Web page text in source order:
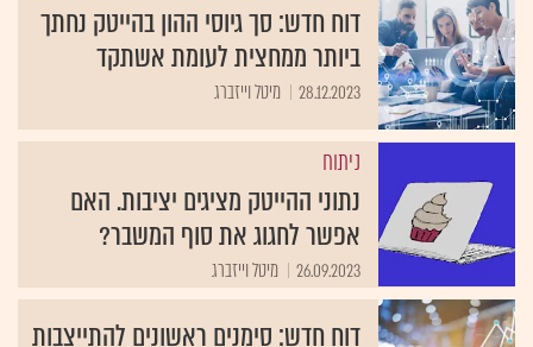
דוח חדש: סך גיוסי ההון בהייטק נחתך
ביותר ממחצית לעומת אשתקד
28.12.2023 מיטל וייזברג
ניתוח
נתוני ההייטק מציגים יציבות. האם
אפשר לחגוג את סוף המשבר?
26.09.2023 מיטל וייזברג
דוח חדש: סימנים ראשונים להתייצבות